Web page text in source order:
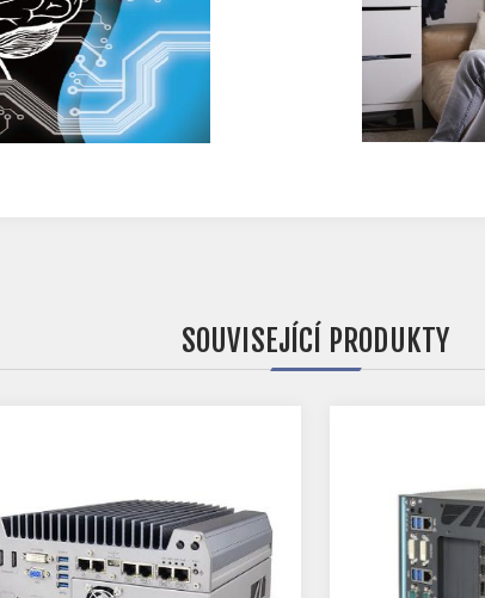
SOUVISEJÍCÍ PRODUKTY